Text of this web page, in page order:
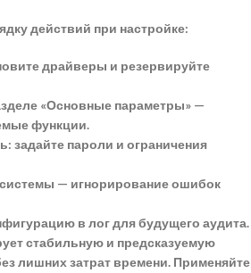
действий при настройке:
драйверы и резервируйте
«Основные параметры» —
функции.
задайте пароли и ограничения
системы — игнорирование ошибок
в лог для будущего аудита.
стабильную и предсказуемую
лишних затрат времени. Применяйте